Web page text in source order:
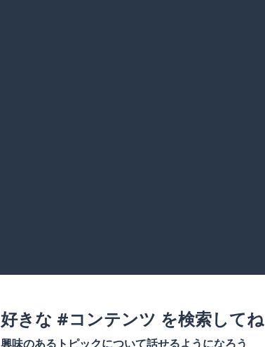
好きな #コンテンツ を検索してね
興味のあるトピックについて話せるようになろう